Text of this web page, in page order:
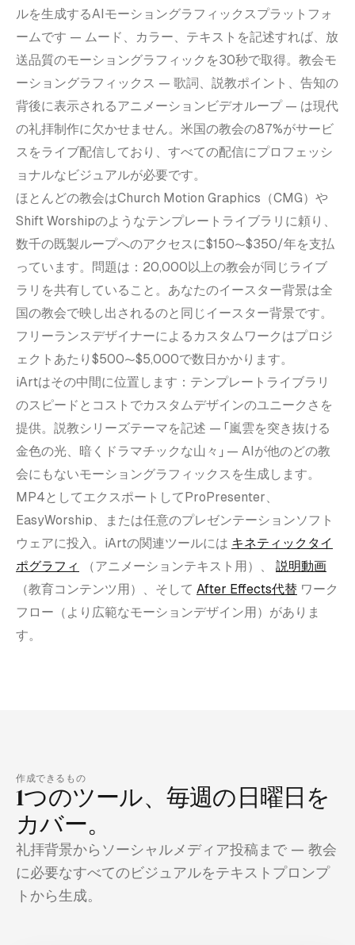
ルを生成するAIモーショングラフィックスプラットフォ
ームです — ムード、カラー、テキストを記述すれば、放
送品質のモーショングラフィックを30秒で取得。教会モ
ーショングラフィックス — 歌詞、説教ポイント、告知の
背後に表示されるアニメーションビデオループ — は現代
の礼拝制作に欠かせません。米国の教会の87%がサービ
スをライブ配信しており、すべての配信にプロフェッシ
ョナルなビジュアルが必要です。
ほとんどの教会はChurch Motion Graphics（CMG）や
Shift Worshipのようなテンプレートライブラリに頼り、
数千の既製ループへのアクセスに$150〜$350/年を支払
っています。問題は：20,000以上の教会が同じライブ
ラリを共有していること。あなたのイースター背景は全
国の教会で映し出されるのと同じイースター背景です。
フリーランスデザイナーによるカスタムワークはプロジ
ェクトあたり$500〜$5,000で数日かかります。
iArtはその中間に位置します：テンプレートライブラリ
のスピードとコストでカスタムデザインのユニークさを
提供。説教シリーズテーマを記述 — 「嵐雲を突き抜ける
金色の光、暗くドラマチックな山々」 — AIが他のどの教
会にもないモーショングラフィックスを生成します。
MP4としてエクスポートしてProPresenter、
EasyWorship、または任意のプレゼンテーションソフト
ウェアに投入。iArtの関連ツールには キネティックタイ
ポグラフィ
（アニメーションテキスト用）、
説明動画
（教育コンテンツ用）、そして After Effects代替 ワーク
フロー（より広範なモーションデザイン用）がありま
す。
作成できるもの
1つのツール、毎週の日曜日を
カバー。
礼拝背景からソーシャルメディア投稿まで — 教会
に必要なすべてのビジュアルをテキストプロンプ
トから生成。